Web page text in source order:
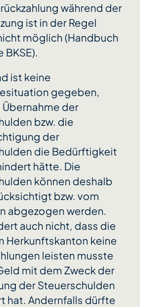
während der
ist in der Regel
möglich (Handbuch
BKSE).
ist keine
gegeben,
Übernahme der
bzw. die
der
die Bedürftigkeit
hätte. Die
können deshalb
bzw. vom
abgezogen werden.
auch nicht, dass die
Herkunftskanton keine
leisten musste
mit dem Zweck der
der Steuerschulden
hat. Andernfalls dürfte